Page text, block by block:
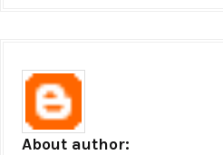
About author: